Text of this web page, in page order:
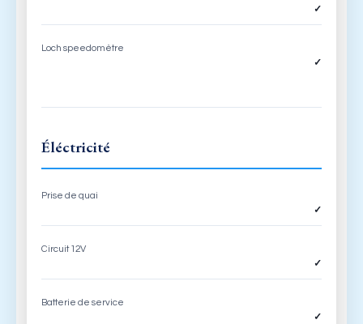
✓
Loch speedomètre
✓
Éléctricité
Prise de quai
✓
Circuit 12V
✓
Batterie de service
✓